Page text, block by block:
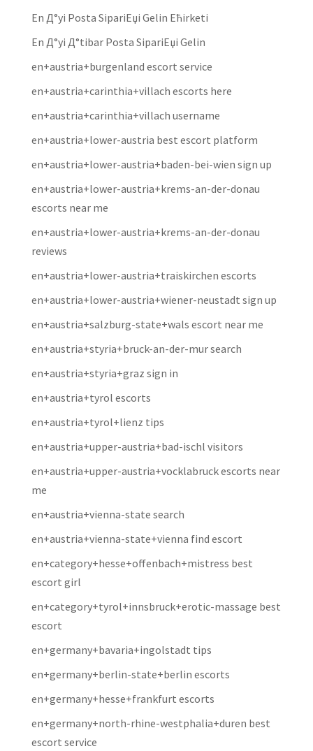
En Д°yi Posta SipariЕџi Gelin Ећirketi
En Д°yi Д°tibar Posta SipariЕџi Gelin
en+austria+burgenland escort service
en+austria+carinthia+villach escorts here
en+austria+carinthia+villach username
en+austria+lower-austria best escort platform
en+austria+lower-austria+baden-bei-wien sign up
en+austria+lower-austria+krems-an-der-donau
escorts near me
en+austria+lower-austria+krems-an-der-donau
reviews
en+austria+lower-austria+traiskirchen escorts
en+austria+lower-austria+wiener-neustadt sign up
en+austria+salzburg-state+wals escort near me
en+austria+styria+bruck-an-der-mur search
en+austria+styria+graz sign in
en+austria+tyrol escorts
en+austria+tyrol+lienz tips
en+austria+upper-austria+bad-ischl visitors
en+austria+upper-austria+vocklabruck escorts near
me
en+austria+vienna-state search
en+austria+vienna-state+vienna find escort
en+category+hesse+offenbach+mistress best
escort girl
en+category+tyrol+innsbruck+erotic-massage best
escort
en+germany+bavaria+ingolstadt tips
en+germany+berlin-state+berlin escorts
en+germany+hesse+frankfurt escorts
en+germany+north-rhine-westphalia+duren best
escort service